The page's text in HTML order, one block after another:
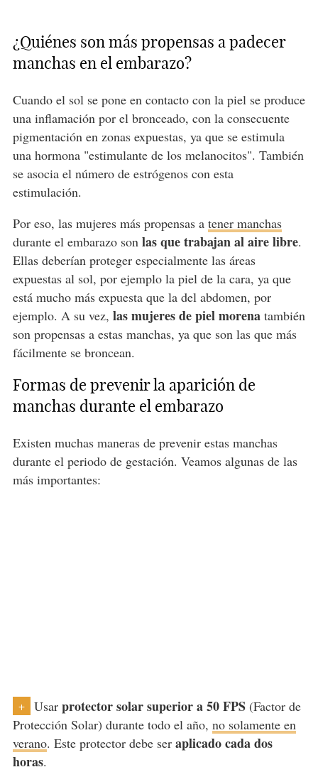
¿Quiénes son más propensas a padecer
manchas en el embarazo?
Cuando el sol se pone en contacto con la piel se produce
una inflamación por el bronceado, con la consecuente
pigmentación en zonas expuestas, ya que se estimula
una hormona "estimulante de los melanocitos". También
se asocia el número de estrógenos con esta
estimulación.
Por eso, las mujeres más propensas a tener manchas
durante el embarazo son las que trabajan al aire libre.
Ellas deberían proteger especialmente las áreas
expuestas al sol, por ejemplo la piel de la cara, ya que
está mucho más expuesta que la del abdomen, por
ejemplo. A su vez, las mujeres de piel morenatambién
son propensas a estas manchas, ya que son las que más
fácilmente se broncean.
Formas de prevenir la aparición de
manchas durante el embarazo
Existen muchas maneras de prevenir estas manchas
durante el periodo de gestación. Veamos algunas de las
más importantes:
+ Usar protector solar superior a 50 FPS(Factor de
Protección Solar) durante todo el año, no solamente en
verano. Este protector debe ser aplicado cada dos
horas.